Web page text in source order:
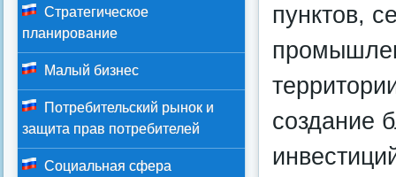
пунктов,
создание
Стратегическое
планирование
Малый бизнес
Потребительский рынок и
защита прав потребителей
Социальная сфера